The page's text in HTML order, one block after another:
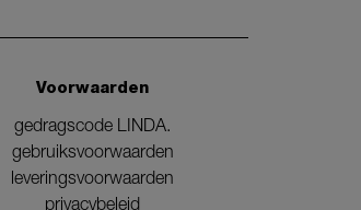
Voorwaarden
gedragscode LINDA.
gebruiksvoorwaarden
leveringsvoorwaarden
privacybeleid